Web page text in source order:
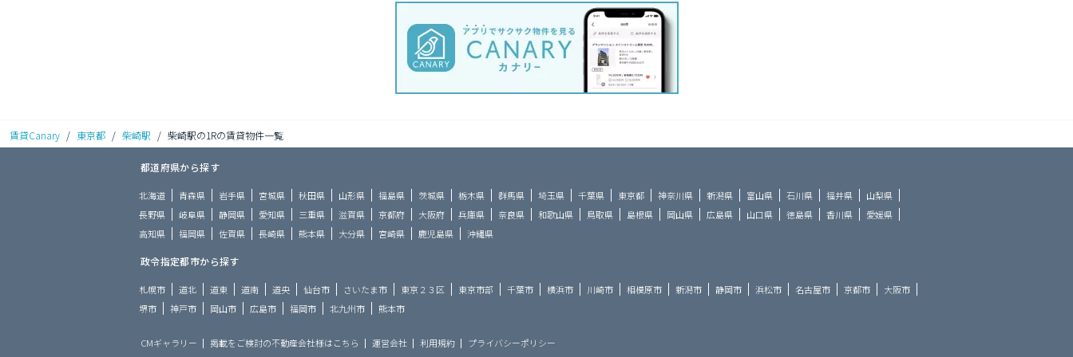
賃貸Canary / 東京都 / 柴崎駅 / 柴崎駅の1Rの賃貸物件一覧
都道府県から探す
北海道 青森県 岩手県 宮城県 秋田県 山形県 福島県 茨城県 栃木県 群馬県 埼玉県 千葉県 東京都 神奈川県 新潟県 富山県 石川県 福井県
山梨県
長野県
岐阜県 静岡県 愛知県 三重県 滋賀県 京都府 大阪府 兵庫県 奈良県 和歌山県 鳥取県 島根県 岡山県 広島県 山口県 徳島県 香川県
愛媛県
高知県
福岡県 佐賀県 長崎県 熊本県 大分県 宮崎県 鹿児島県 沖縄県
政令指定都市から探す
札幌市 道北 道東 道南 道央 仙台市 さいたま市 東京２３区 東京市部 千葉市 横浜市 川崎市 相模原市 新潟市 静岡市 浜松市 名古屋市 京都市
大阪市
堺市
神戸市 岡山市 広島市 福岡市 北九州市 熊本市
CMギャラリー 掲載をご検討の不動産会社様はこちら 運営会社 利用規約 プライバシーポリシー